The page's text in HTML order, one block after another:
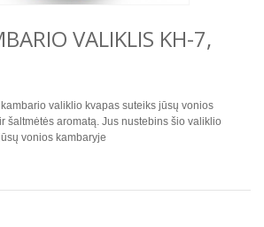
VALIKLIS KH-7,
valiklio kvapas suteiks jūsų vonios
šaltmėtės aromatą. Jus nustebins šio valiklio
vonios kambaryje